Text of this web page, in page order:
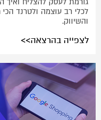
לכלי רב עוצמה ולטרנד
והשיווק.
לצפייה בהרצאה>>